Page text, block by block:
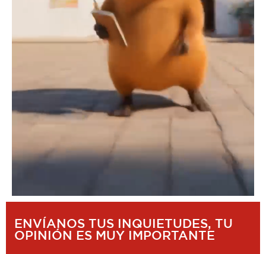
ENVÍANOS TUS INQUIETUDES, TU
OPINIÓN ES MUY IMPORTANTE